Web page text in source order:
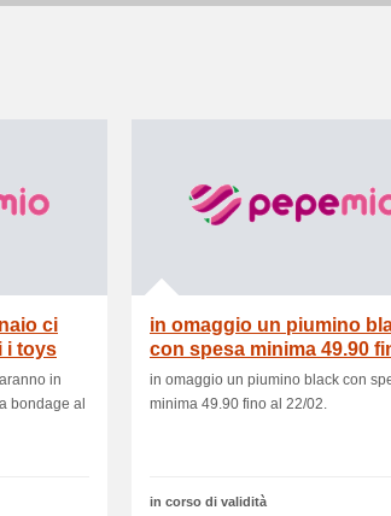
ci
i toys
in
bondage al
in omaggio un piumino
con spesa minima 49.90
22/02
in omaggio un piumino black con
minima 49.90 fino al 22/02.
in corso di validità